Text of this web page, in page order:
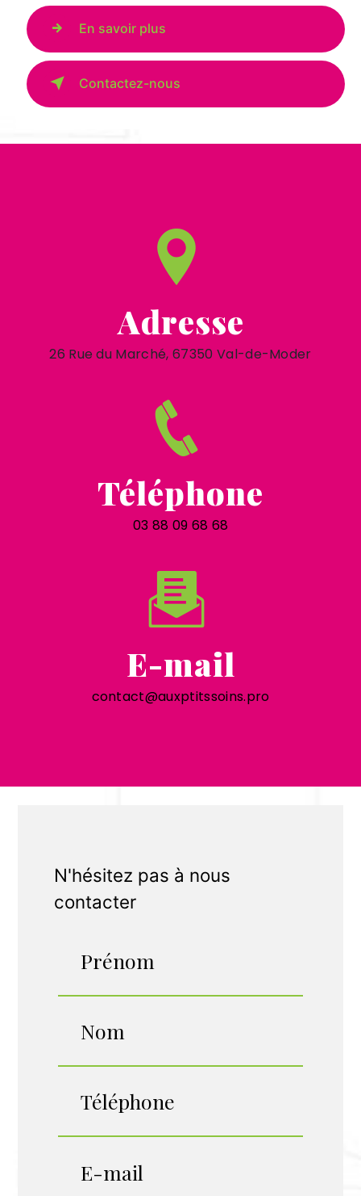
En savoir plus
Contactez-nous
Adresse
26 Rue du Marché, 67350 Val-de-Moder
Téléphone
03 88 09 68 68
E-mail
contact@auxptitssoins.pro
N'hésitez pas à nous
contacter